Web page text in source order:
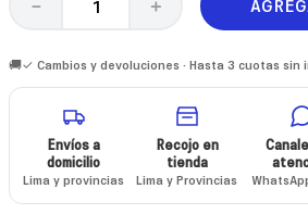
＋
－
🚚✓ Cambios y devoluciones · Hasta 3 cuotas sin
Envíos a
domicilio
Lima y provincias
Recojo en
tienda
Lima y Provincias